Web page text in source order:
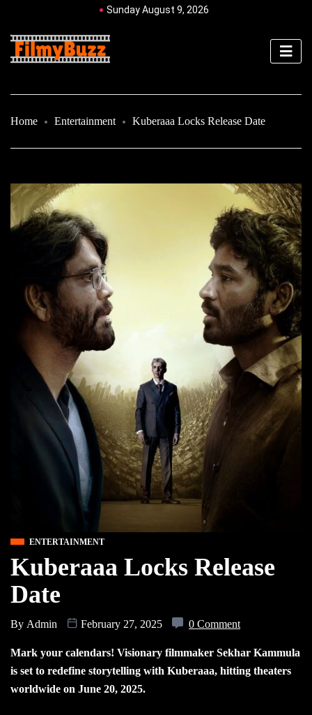
Sunday August 9, 2026
Home Entertainment Kuberaaa Locks Release Date
ENTERTAINMENT
Kuberaaa Locks Release
Date
By Admin February 27, 2025 0 Comment
Mark your calendars! Visionary filmmaker Sekhar Kammula
is set to redefine storytelling with Kuberaaa, hitting theaters
worldwide on June 20, 2025.